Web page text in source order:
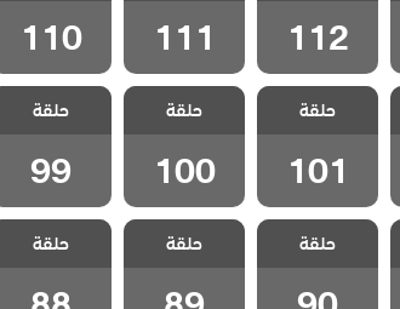
112
111
110
مسلسل شارع
السلام الحلقة
101
حلقة
101
مسلسل شارع
السلام الحلقة
100
حلقة
100
مسلسل شارع
السلام الحلقة
99
حلقة
99
مسلسل شارع
السلام الحلقة
90
حلقة
مسلسل شارع
السلام الحلقة
89
حلقة
مسلسل شارع
السلام الحلقة
88
حلقة